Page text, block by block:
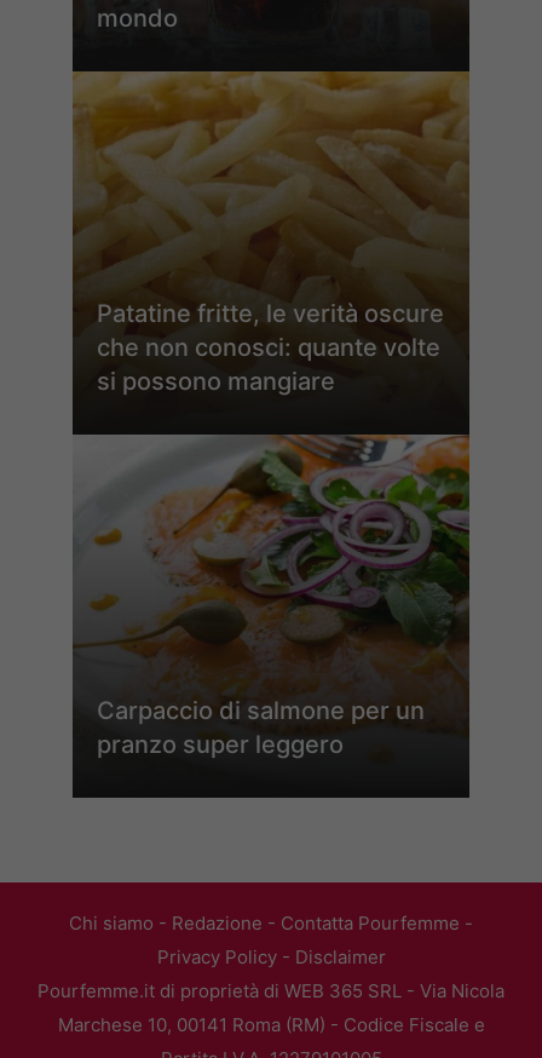
mondo
Patatine fritte, le verità oscure
che non conosci: quante volte
si possono mangiare
Carpaccio di salmone per un
pranzo super leggero
Chi siamo - Redazione - Contatta Pourfemme -
Privacy Policy- Disclaimer
Pourfemme.it di proprietà di WEB 365 SRL - Via Nicola
Marchese 10, 00141 Roma (RM) - Codice Fiscale e